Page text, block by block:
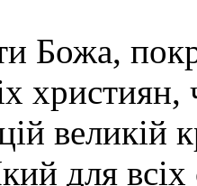
Божа,
християн,
великій
для